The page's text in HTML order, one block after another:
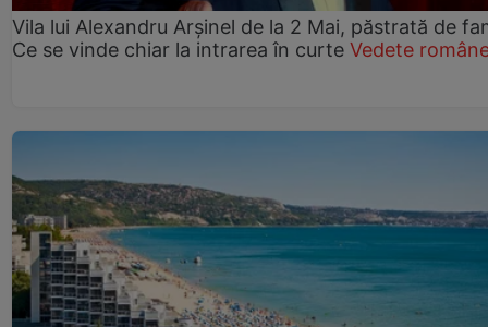
Vila lui Alexandru Arșinel de la 2 Mai, păstrată de
Ce se vinde chiar la intrarea în curte Vedete